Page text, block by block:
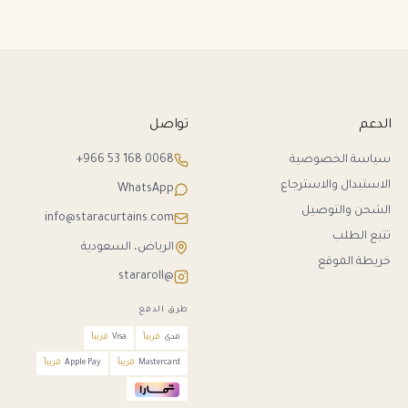
الدعم
سياسة الخصوصية
الاستبدال والاسترجاع
الشحن والتوصيل
تتبع الطلب
خريطة الموقع
تواصل
+966 53 168 0068
WhatsApp
info@staracurtains.com
الرياض، السعودية
@stararoll
طرق الدفع
مدى قريباً Visa قريباً
Mastercard قريباً Apple Pay قريباً